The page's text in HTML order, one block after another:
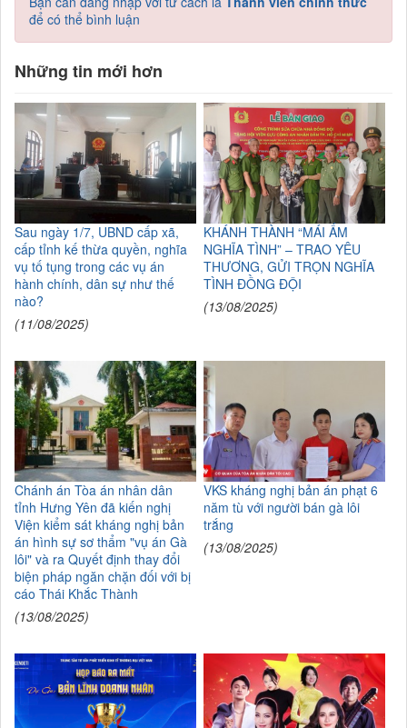
để có thể bình luận
Những tin mới hơn
Sau ngày 1/7, UBND cấp xã,
cấp tỉnh kế thừa quyền, nghĩa
vụ tố tụng trong các vụ án
hành chính, dân sự như thế
nào?
(11/08/2025)
KHÁNH THÀNH “MÁI ẤM
NGHĨA TÌNH” – TRAO YÊU
THƯƠNG, GỬI TRỌN NGHĨA
TÌNH ĐỒNG ĐỘI
(13/08/2025)
Chánh án Tòa án nhân dân
tỉnh Hưng Yên đã kiến nghị
Viện kiểm sát kháng nghị bản
án hình sự sơ thẩm "vụ án Gà
lôi" và ra Quyết định thay đổi
biện pháp ngăn chặn đối với bị
cáo Thái Khắc Thành
(13/08/2025)
VKS kháng nghị bản án phạt 6
năm tù với người bán gà lôi
trắng
(13/08/2025)